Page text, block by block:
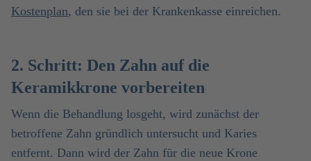
Kostenplan, den sie bei der Krankenkasse einreichen.
2. Schritt: Den Zahn auf die
Keramikkrone vorbereiten
Wenn die Behandlung losgeht, wird zunächst der
betroffene Zahn gründlich untersucht und Karies
entfernt. Dann wird der Zahn für die neue Krone